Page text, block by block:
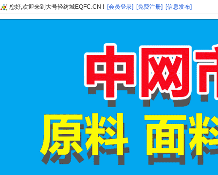
您好,欢迎来到大号轻纺城EQFC.CN ! [会员登录] [免费注册] [信息发布]